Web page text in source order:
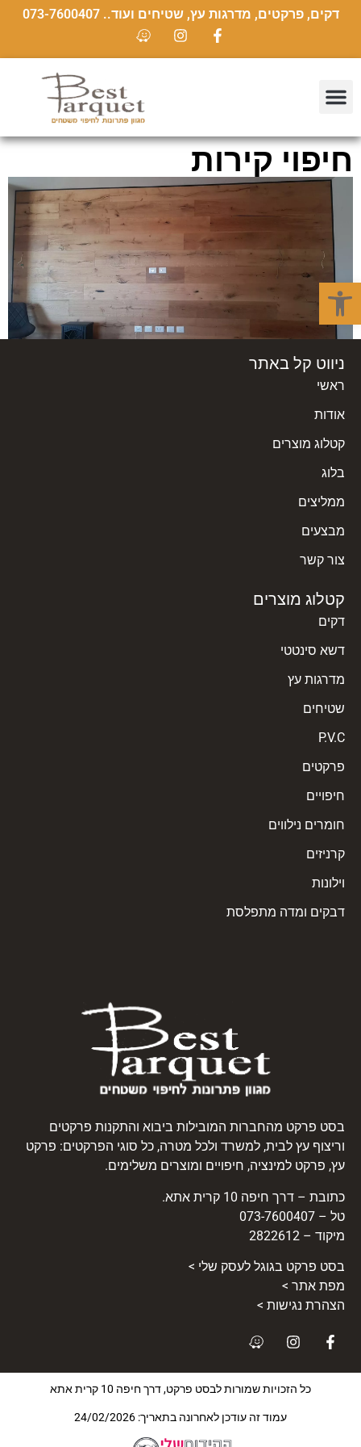
פתח סרגל נגישות
דקים, פרקטים, מדרגות עץ, שטיחים ועוד.. 073-7600407
חיפוי קירות
מכירה והתקנת חיפוי קיר בפרקט
ניווט קל באתר
ראשי
אודות
קטלוג מוצרים
בלוג
ממליצים
מבצעים
צור קשר
קטלוג מוצרים
דקים
דשא סינטטי
מדרגות עץ
שטיחים
P.V.C
פרקטים
חיפויים
חומרים נילווים
קרניזים
וילונות
דבקים ומדה מתפלסת
בסט פרקט מהחברות המובילות ביבוא והתקנות פרקטים
וריצוף עץ לבית, למשרד ולכל מטרה, כל סוגי הפרקטים: פרקט
עץ, פרקט למינציה, חיפויים ומוצרים משלימים.
כתובת – דרך חיפה 10 קרית אתא.
טל – 073-7600407
מיקוד – 2822612
בסט פרקט בגוגל לעסק שלי >
מפת אתר >
הצהרת נגישות >
כל הזכויות שמורות לבסט פרקט, דרך חיפה 10 קרית אתא
עמוד זה עודכן לאחרונה בתאריך: 24/02/2026